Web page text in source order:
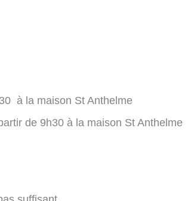
à la maison St Anthelme
de 9h30 à la maison St Anthelme